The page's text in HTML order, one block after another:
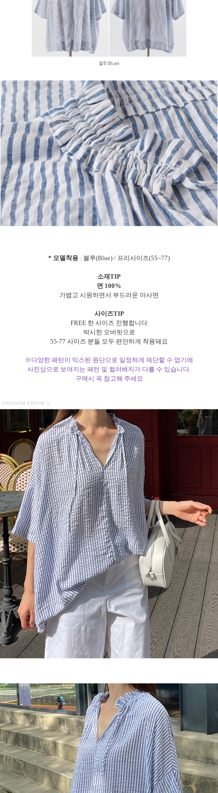
* 모델착용 : 블루(Blue) / 프리사이즈(55~77)
소재TIP
면 100%
가볍고 시원하면서 부드러운 아사면
사이즈TIP
FREE 한 사이즈 진행합니다
박시한 오버핏으로
55-77 사이즈 분들 모두 편안하게 착용돼요
※다양한 패턴이 믹스된 원단으로 일정하게 재단할 수 없기에
사진상으로 보여지는 패턴 및 컬러배치가 다를 수 있습니다.
구매시 꼭 참고해 주세요